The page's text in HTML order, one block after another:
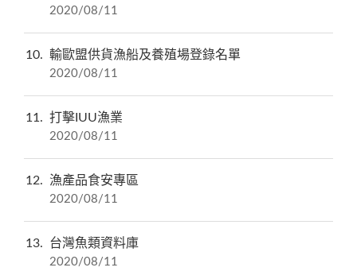
2020/08/11
10 輸歐盟供貨漁船及養殖場登錄名單
2020/08/11
11 打擊IUU漁業
2020/08/11
12 漁產品食安專區
2020/08/11
13 台灣魚類資料庫
2020/08/11